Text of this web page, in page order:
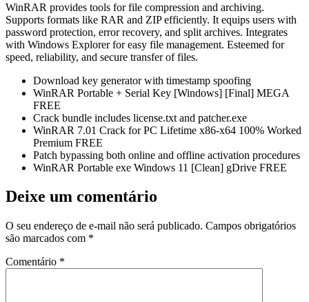
WinRAR provides tools for file compression and archiving.
Supports formats like RAR and ZIP efficiently. It equips users with
password protection, error recovery, and split archives. Integrates
with Windows Explorer for easy file management. Esteemed for
speed, reliability, and secure transfer of files.
Download key generator with timestamp spoofing
WinRAR Portable + Serial Key [Windows] [Final] MEGA
FREE
Crack bundle includes license.txt and patcher.exe
WinRAR 7.01 Crack for PC Lifetime x86-x64 100% Worked
Premium FREE
Patch bypassing both online and offline activation procedures
WinRAR Portable exe Windows 11 [Clean] gDrive FREE
Deixe um comentário
O seu endereço de e-mail não será publicado. Campos obrigatórios
são marcados com *
Comentário *